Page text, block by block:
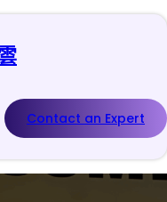
Contact an Expert